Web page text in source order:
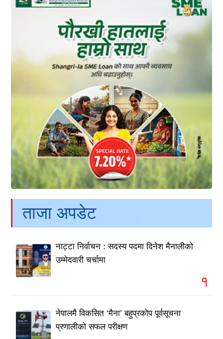
ताजा अपडेट
नाट्टा निर्वाचन : सदस्य पदमा दिनेश मैनालीको
उम्मेदवारी चर्चामा
१
नेपालमै विकसित ‘मैना’ बहुप्रकोप पूर्वसूचना
प्रणालीको सफल परीक्षण